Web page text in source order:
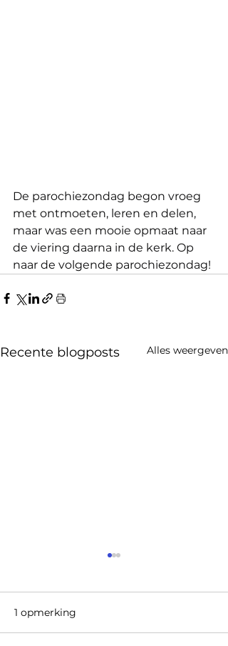
De parochiezondag begon vroeg
met ontmoeten, leren en delen,
maar was een mooie opmaat naar
de viering daarna in de kerk. Op
naar de volgende parochiezondag!
Recente blogposts Alles weergeven
1 opmerking